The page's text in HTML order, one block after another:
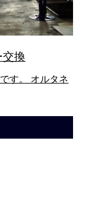
換
す。 オルタネ